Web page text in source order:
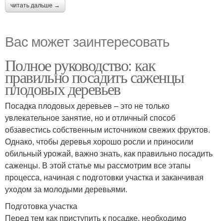
читать дальше →
Вас может заинтересовать
Полное руководство: как
правильно посадить саженцы
плодовых деревьев
Посадка плодовых деревьев – это не только
увлекательное занятие, но и отличный способ
обзавестись собственным источником свежих фруктов.
Однако, чтобы деревья хорошо росли и приносили
обильный урожай, важно знать, как правильно посадить
саженцы. В этой статье мы рассмотрим все этапы
процесса, начиная с подготовки участка и заканчивая
уходом за молодыми деревьями.
Подготовка участка
Перед тем как приступить к посадке, необходимо